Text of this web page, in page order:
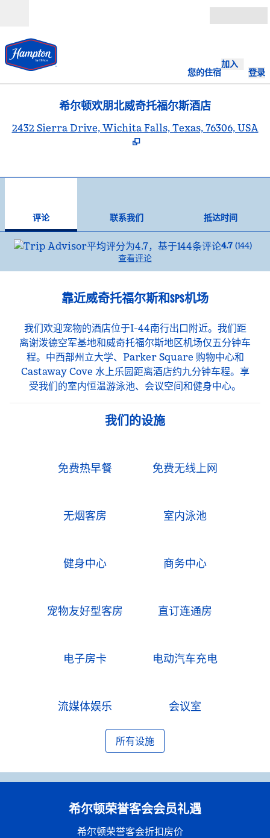
您的住宿
加入
登录
希尔顿欢朋北威奇托福尔斯酒店
2432 Sierra Drive, Wichita Falls, Texas, 76306, USA
评论 联系我们
抵达时间
4.7 (144)
查看评论
靠近威奇托福尔斯和SPS机场
我们欢迎宠物的酒店位于I-44南行出口附近。我们距
离谢泼德空军基地和威奇托福尔斯地区机场仅五分钟车
程。中西部州立大学、Parker Square 购物中心和
Castaway Cove 水上乐园距离酒店约九分钟车程。享
受我们的室内恒温游泳池、会议空间和健身中心。
我们的设施
免费热早餐 免费无线上网
无烟客房 室内泳池
健身中心 商务中心
宠物友好型客房 直订连通房
电子房卡 电动汽车充电
流媒体娱乐 会议室
所有设施
希尔顿荣誉客会会员礼遇
希尔顿荣誉客会折扣房价